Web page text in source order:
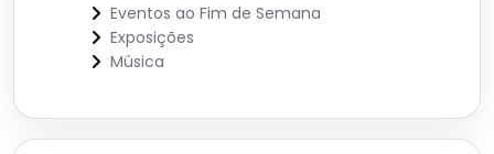
Eventos ao Fim de Semana
Exposições
Música